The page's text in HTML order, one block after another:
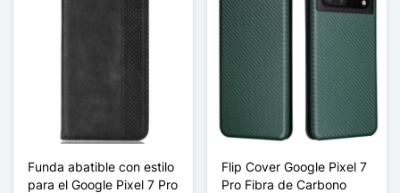
Funda abatible con estilo
para el Google Pixel 7 Pro
Flip Cover Google Pixel 7
Pro Fibra de Carbono